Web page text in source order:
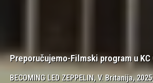
Preporučujemo-Filmski program u KC
BECOMING LED ZEPPELIN, V. Britanija,